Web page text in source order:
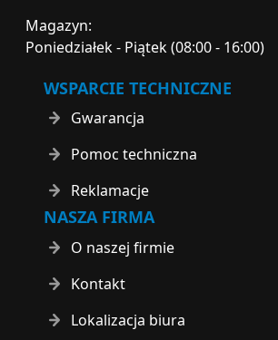
Magazyn:
Poniedziałek - Piątek (08:00 - 16:00)
WSPARCIE TECHNICZNE
Gwarancja
Pomoc techniczna
Reklamacje
NASZA FIRMA
O naszej firmie
Kontakt
Lokalizacja biura